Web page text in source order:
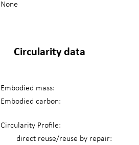
None
Circularity data
Embodied mass:
Embodied carbon:
Circularity Profile:
direct reuse/reuse by repair: